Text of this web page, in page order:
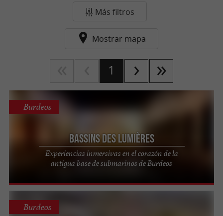
Más filtros
Mostrar mapa
1
Bassins des Lumières
Experiencias inmersivas en el corazón de la
antigua base de submarinos de Burdeos
Burdeos
Burdeos